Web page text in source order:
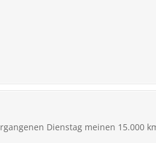
Dienstag meinen 15.000